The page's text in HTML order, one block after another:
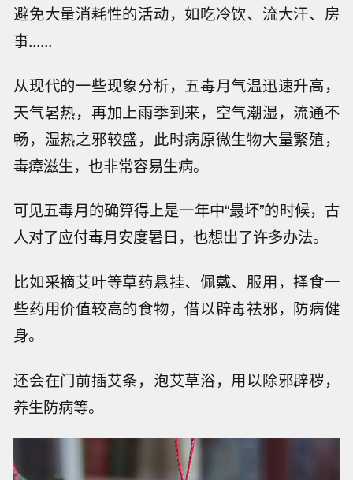
避免大量消耗性的活动，如吃冷饮、流大汗、房
事......
从现代的一些现象分析，五毒月气温迅速升高，
天气暑热，再加上雨季到来，空气潮湿，流通不
畅，湿热之邪较盛，此时病原微生物大量繁殖，
毒瘴滋生，也非常容易生病。
可见五毒月的确算得上是一年中“最坏”的时候，古
人对了应付毒月安度暑日，也想出了许多办法。
比如采摘艾叶等草药悬挂、佩戴、服用，择食一
些药用价值较高的食物，借以辟毒祛邪，防病健
身。
还会在门前插艾条，泡艾草浴，用以除邪辟秽，
养生防病等。